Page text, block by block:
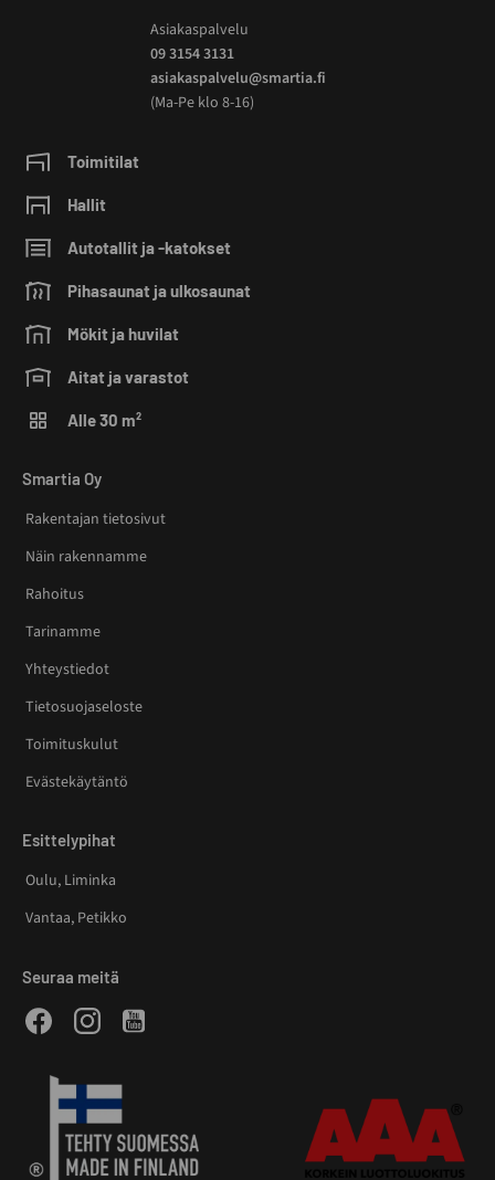
Asiakaspalvelu
09 3154 3131
asiakaspalvelu@smartia.fi
(Ma-Pe klo 8-16)
Toimitilat
Hallit
Autotallit ja -katokset
Pihasaunat ja ulkosaunat
Mökit ja huvilat
Aitat ja varastot
Alle 30 m²
Smartia Oy
Rakentajan tietosivut
Näin rakennamme
Rahoitus
Tarinamme
Yhteystiedot
Tietosuojaseloste
Toimituskulut
Evästekäytäntö
Esittelypihat
Oulu, Liminka
Vantaa, Petikko
Seuraa meitä
FacebookInstagramYoutube